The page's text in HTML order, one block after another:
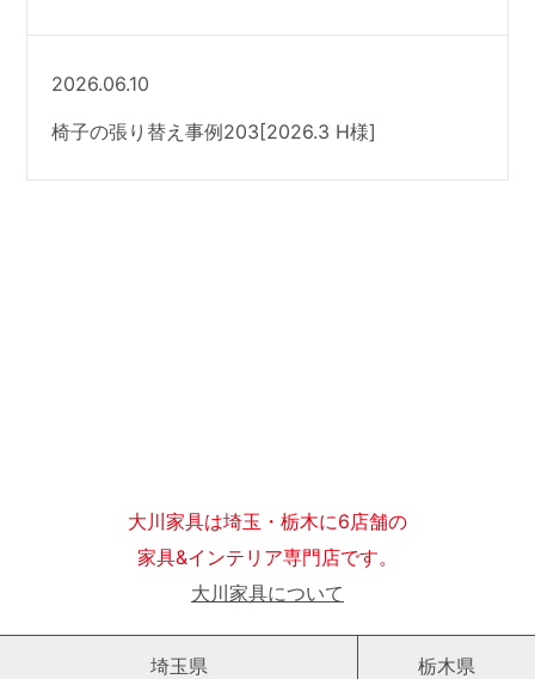
2026.06.10
椅子の張り替え事例203[2026.3 H様]
大川家具は埼玉・栃木に6店舗の
家具&インテリア専門店です。
大川家具について
埼玉県 栃木県